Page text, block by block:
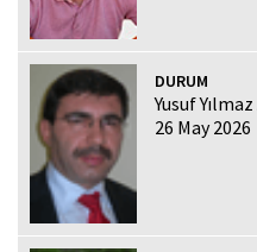
DURUM
Yusuf Yılmaz
26 May 2026